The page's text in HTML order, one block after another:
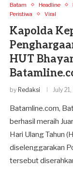
Batam Headline
Peristiwa
Viral
Kapolda
HUT
by Redaksi July
Batamline.com,
berhasil meraih
Hari Ulang Tahun
diselenggarakan
tersebut